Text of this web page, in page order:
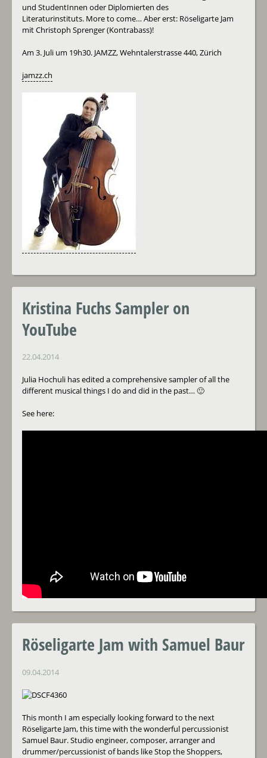
und StudentInnen oder Diplomierten des
Literaturinstituts. More to come… Aber erst: Röseligarte Jam
mit Christoph Sprenger (Kontrabass)!
Am 3. Juli um 19h30. JAMZZ, Wehntalerstrasse 440, Zürich
jamzz.ch
Kristina Fuchs Sampler on
YouTube
22.04.2014
Julia Hochuli has edited a comprehensive sampler of all the
different musical things I do and did in the past… 🙂
See here:
Röseligarte Jam with Samuel Baur
09.04.2014
This month I am especially looking forward to the next
Röseligarte Jam, this time with the wonderful percussionist
Samuel Baur. Studio engineer, composer, arranger and
drummer/percussionist of bands like Stop the Shoppers,